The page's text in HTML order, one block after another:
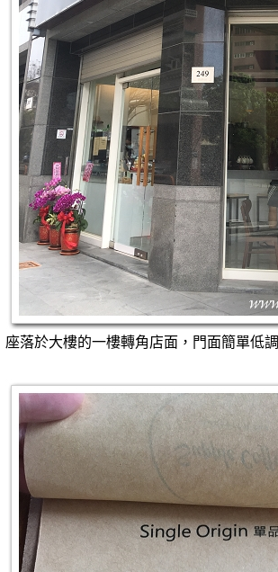
座落於大樓的一樓轉角店面，門面簡單低調